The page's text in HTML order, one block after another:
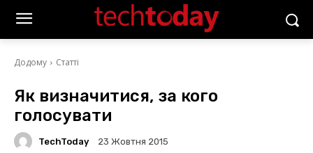
Додому Статті
Як визначитися, за кого
голосувати
TechToday 23 Жовтня 2015